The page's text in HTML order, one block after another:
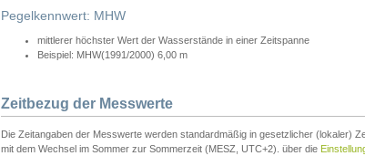
Pegelkennwert: MHW
mittlerer höchster Wert der Wasserstände in einer Zeitspanne
Beispiel: MHW(1991/2000) 6,00 m
Zeitbezug der Messwerte
Die Zeitangaben der Messwerte werden standardmäßig in gesetzlicher (lokaler)
mit dem Wechsel im Sommer zur Sommerzeit (MESZ, UTC+2). über die